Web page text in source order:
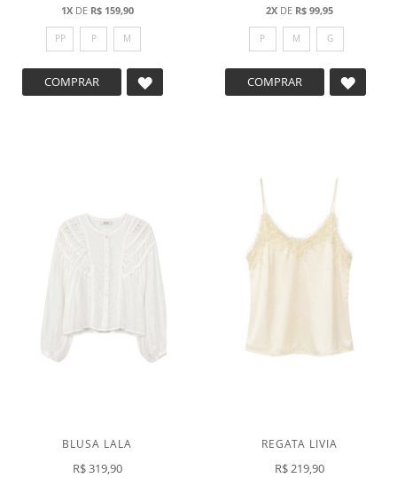
1XDE R$ 159,90
PP P M
COMPRAR
ADICIONAR
2X DE R$ 99,95
P M G
COMPRAR
BLUSA LALA
R$ 319,90
REGATA LIVIA
R$ 219,90